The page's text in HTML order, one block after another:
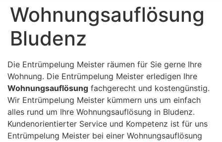
Wohnungsauflösung
Bludenz
Die Entrümpelung Meister räumen für Sie gerne Ihre
Wohnung. Die Entrümpelung Meister erledigen Ihre
Wohnungsauflösung fachgerecht und kostengünstig.
Wir Entrümpelung Meister kümmern uns um einfach
alles rund um Ihre Wohnungsauflösung in Bludenz.
Kundenorientierter Service und Kompetenz ist für uns
Entrümpelung Meister bei einer Wohnungsauflösung